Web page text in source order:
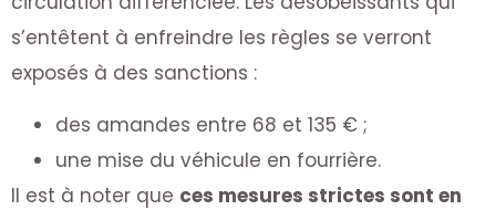
s’entêtent à enfreindre les règles se verront
exposés à des sanctions :
des amandes entre 68 et 135 € ;
une mise du véhicule en fourrière.
Il est à noter que ces mesures strictes sont en